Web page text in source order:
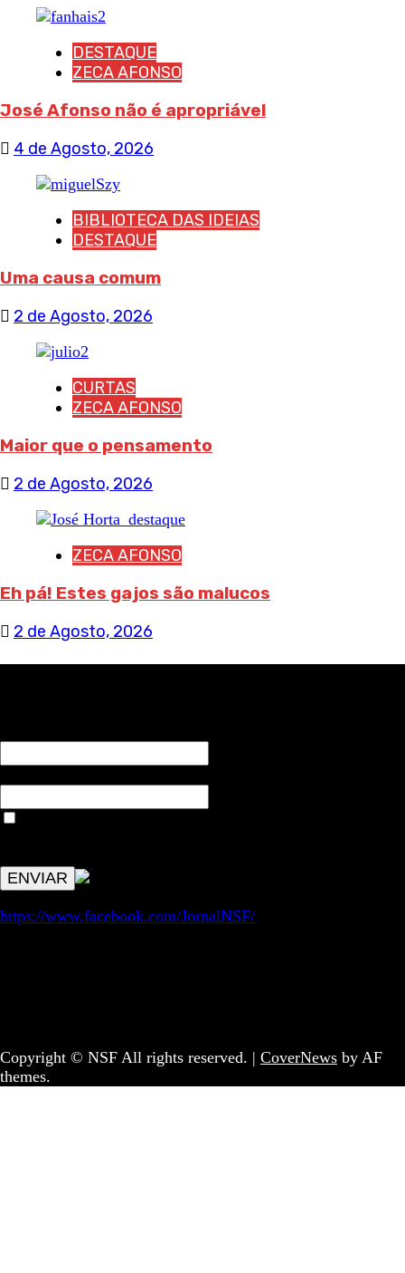
DESTAQUE
ZECA AFONSO
José Afonso não é apropriável
4 de Agosto, 2026
BIBLIOTECA DAS IDEIAS
DESTAQUE
Uma causa comum
2 de Agosto, 2026
CURTAS
ZECA AFONSO
Maior que o pensamento
2 de Agosto, 2026
ZECA AFONSO
Eh pá! Estes gajos são malucos
2 de Agosto, 2026
https://www.facebook.com/JornalNSF/
Copyright © NSF All rights reserved. | CoverNews by AF
themes.